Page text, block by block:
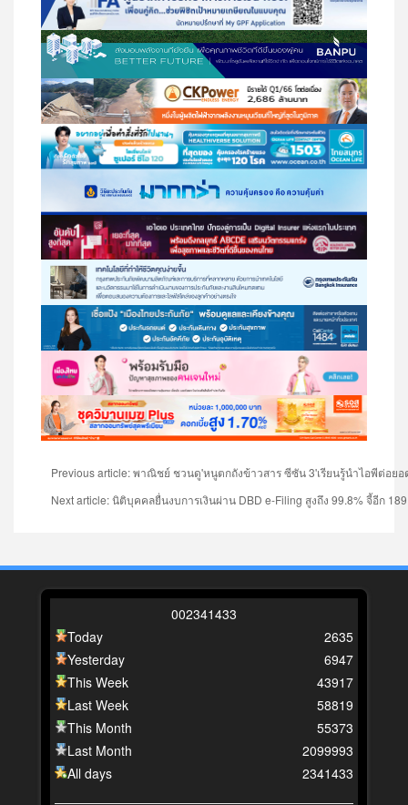
Previous article: พาณิชย์ ชวนดู'หนูตกถังข้าวสาร ซีซัน 3'เรียนรู้นำไอพีต่อย
Next article: ​นิติบุคคลยื่นงบการเงินผ่าน DBD e-Filing สูงถึง 99.8% จี้อีก
002341433
Today
Yesterday
This Week
Last Week
This Month
Last Month
All days
2635
6947
43917
58819
55373
2099993
2341433